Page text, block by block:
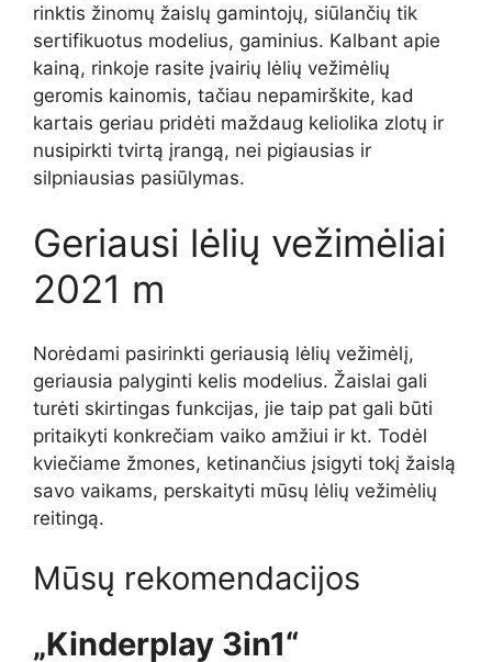
rinktis žinomų žaislų gamintojų, siūlančių tik
sertifikuotus modelius, gaminius. Kalbant apie
kainą, rinkoje rasite įvairių lėlių vežimėlių
geromis kainomis, tačiau nepamirškite, kad
kartais geriau pridėti maždaug keliolika zlotų ir
nusipirkti tvirtą įrangą, nei pigiausias ir
silpniausias pasiūlymas.
Geriausi lėlių vežimėliai
2021 m
Norėdami pasirinkti geriausią lėlių vežimėlį,
geriausia palyginti kelis modelius. Žaislai gali
turėti skirtingas funkcijas, jie taip pat gali būti
pritaikyti konkrečiam vaiko amžiui ir kt. Todėl
kviečiame žmones, ketinančius įsigyti tokį žaislą
savo vaikams, perskaityti mūsų lėlių vežimėlių
reitingą.
Mūsų rekomendacijos
„Kinderplay 3in1“